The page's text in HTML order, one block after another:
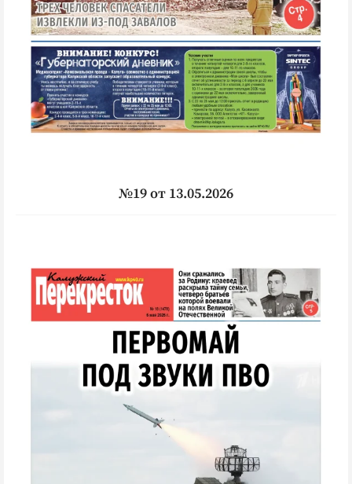
№19 от 13.05.2026